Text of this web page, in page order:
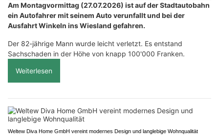
Am Montagvormittag (27.07.2026) ist auf der Stadtautobahn
ein Autofahrer mit seinem Auto verunfallt und bei der
Ausfahrt Winkeln ins Wiesland gefahren.
Der 82-jährige Mann wurde leicht verletzt. Es entstand
Sachschaden in der Höhe von knapp 100'000 Franken.
Weiterlesen
Weltew Diva Home GmbH vereint modernes Design und langlebige Wohnqualität